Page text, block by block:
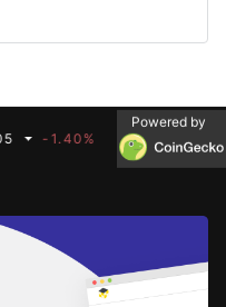
-1.40% BNB $592.50
Powered by